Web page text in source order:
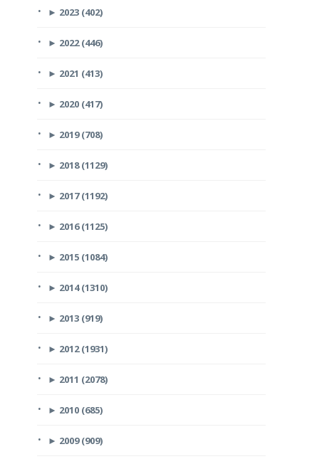
► 2023 (402)
► 2022 (446)
► 2021 (413)
► 2020 (417)
► 2019 (708)
► 2018 (1129)
► 2017 (1192)
► 2016 (1125)
► 2015 (1084)
► 2014 (1310)
► 2013 (919)
► 2012 (1931)
► 2011 (2078)
► 2010 (685)
► 2009 (909)